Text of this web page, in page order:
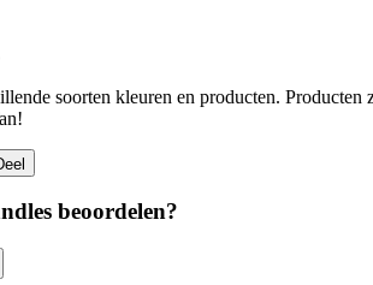
soorten kleuren en producten.
beoordelen?